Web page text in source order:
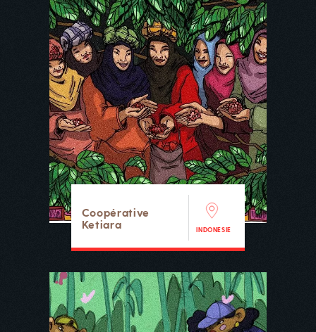
Coopérative
Ketiara
INDONESIE